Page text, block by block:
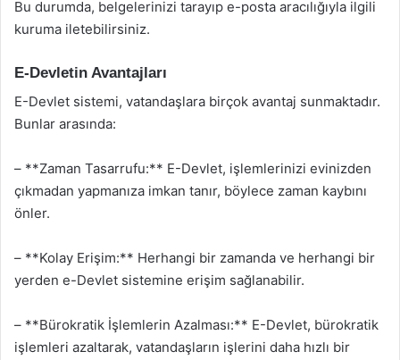
Bu durumda, belgelerinizi tarayıp e-posta aracılığıyla ilgili
kuruma iletebilirsiniz.
E-Devletin Avantajları
E-Devlet sistemi, vatandaşlara birçok avantaj sunmaktadır.
Bunlar arasında:
– **Zaman Tasarrufu:** E-Devlet, işlemlerinizi evinizden
çıkmadan yapmanıza imkan tanır, böylece zaman kaybını
önler.
– **Kolay Erişim:** Herhangi bir zamanda ve herhangi bir
yerden e-Devlet sistemine erişim sağlanabilir.
– **Bürokratik İşlemlerin Azalması:** E-Devlet, bürokratik
işlemleri azaltarak, vatandaşların işlerini daha hızlı bir